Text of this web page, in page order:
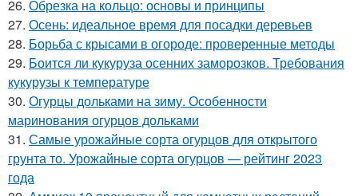
26. Обрезка на кольцо: основы и принципы
27. Осень: идеальное время для посадки деревьев
28. Борьба с крысами в огороде: проверенные методы
29. Боится ли кукуруза осенних заморозков. Требования
кукурузы к температуре
30. Огурцы дольками на зиму. Особенности
маринования огурцов дольками
31. Самые урожайные сорта огурцов для открытого
грунта то. Урожайные сорта огурцов — рейтинг 2023
года